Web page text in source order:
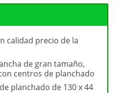
calidad precio de la
de gran tamaño,
centros de planchado
planchado de 130 x 44